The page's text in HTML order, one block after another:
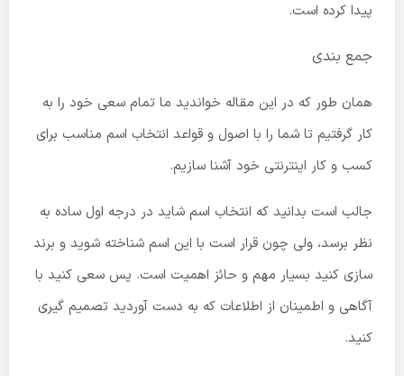
پیدا کرده است.
جمع بندی
همان طور که در این مقاله خواندید ما تمام سعی خود را به
کار گرفتیم تا شما را با اصول و قواعد انتخاب اسم مناسب برای
کسب و کار اینترنتی خود آشنا سازیم.
جالب است بدانید که انتخاب اسم شاید در درجه اول ساده به
نظر برسد، ولی چون قرار است با این اسم شناخته شوید و برند
سازی کنید بسیار مهم و حائز اهمیت است. پس سعی کنید با
آگاهی و اطمینان از اطلاعات که به دست آوردید تصمیم گیری
کنید.